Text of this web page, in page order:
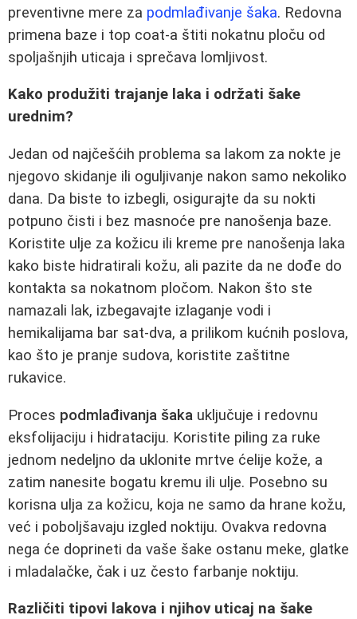
preventivne mere za podmlađivanje šaka. Redovna
primena baze i top coat-a štiti nokatnu ploču od
spoljašnjih uticaja i sprečava lomljivost.
Kako produžiti trajanje laka i održati šake
urednim?
Jedan od najčešćih problema sa lakom za nokte je
njegovo skidanje ili oguljivanje nakon samo nekoliko
dana. Da biste to izbegli, osigurajte da su nokti
potpuno čisti i bez masnoće pre nanošenja baze.
Koristite ulje za kožicu ili kreme pre nanošenja laka
kako biste hidratirali kožu, ali pazite da ne dođe do
kontakta sa nokatnom pločom. Nakon što ste
namazali lak, izbegavajte izlaganje vodi i
hemikalijama bar sat-dva, a prilikom kućnih poslova,
kao što je pranje sudova, koristite zaštitne
rukavice.
Proces podmlađivanja šaka uključuje i redovnu
eksfolijaciju i hidrataciju. Koristite piling za ruke
jednom nedeljno da uklonite mrtve ćelije kože, a
zatim nanesite bogatu kremu ili ulje. Posebno su
korisna ulja za kožicu, koja ne samo da hrane kožu,
već i poboljšavaju izgled noktiju. Ovakva redovna
nega će doprineti da vaše šake ostanu meke, glatke
i mladalačke, čak i uz često farbanje noktiju.
Različiti tipovi lakova i njihov uticaj na šake